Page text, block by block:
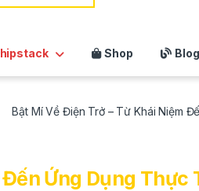
Shop Blog
Bật Mí Về Điện Trở – Từ Khái Niệm
Ứng Dụng Thực